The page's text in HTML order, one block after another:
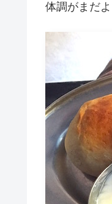
体調がまだよ